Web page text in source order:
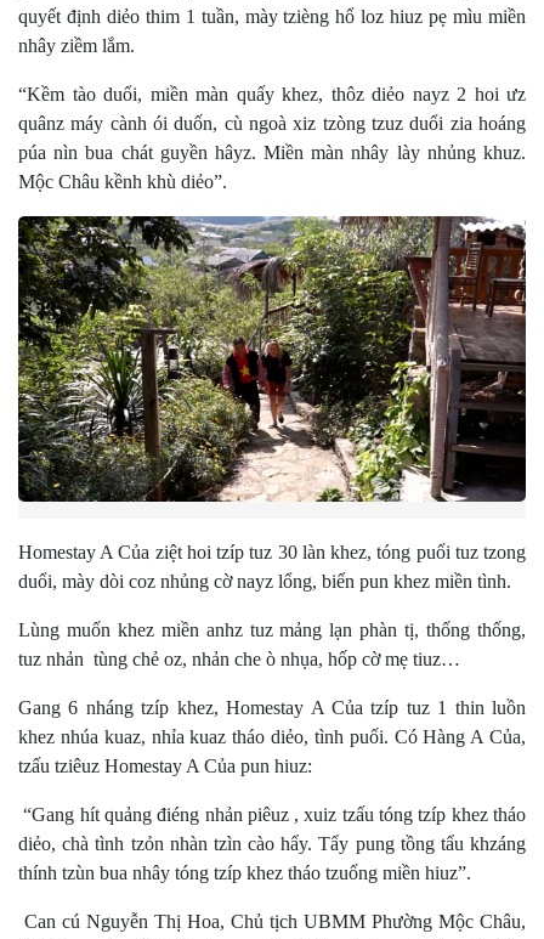
quyết định diẻo thim 1 tuần, mày tzièng hổ loz hiuz pẹ mìu miền
nhây ziềm lắm.
“Kềm tào duổi, miền màn quấy khez, thôz diẻo nayz 2 hoi ưz
quânz máy cành ói duốn, cù ngoà xiz tzòng tzuz duổi zia hoáng
púa nìn bua chát guyền hâyz. Miền màn nhây lày nhủng khuz.
Mộc Châu kềnh khù diẻo”.
Homestay A Của ziệt hoi tzíp tuz 30 làn khez, tóng puối tuz tzong
duổi, mày dòi coz nhủng cờ nayz lổng, biển pun khez miền tình.
Lùng muốn khez miền anhz tuz mảng lạn phàn tị, thống thống,
tuz nhản tùng chẻ oz, nhản che ò nhụa, hốp cờ mẹ tiuz…
Gang 6 nháng tzíp khez, Homestay A Của tzíp tuz 1 thin luồn
khez nhúa kuaz, nhỉa kuaz tháo diẻo, tình puối. Có Hàng A Của,
tzấu tziêuz Homestay A Của pun hiuz:
“Gang hít quảng điéng nhản piêuz , xuiz tzấu tóng tzíp khez tháo
diẻo, chà tình tzỏn nhàn tzìn cào hẩy. Tẩy pung tồng tẩu khzáng
thính tzùn bua nhây tóng tzíp khez tháo tzuống miền hiuz”.
​ Can cú Nguyễn Thị Hoa, Chủ tịch UBMM Phường Mộc Châu,